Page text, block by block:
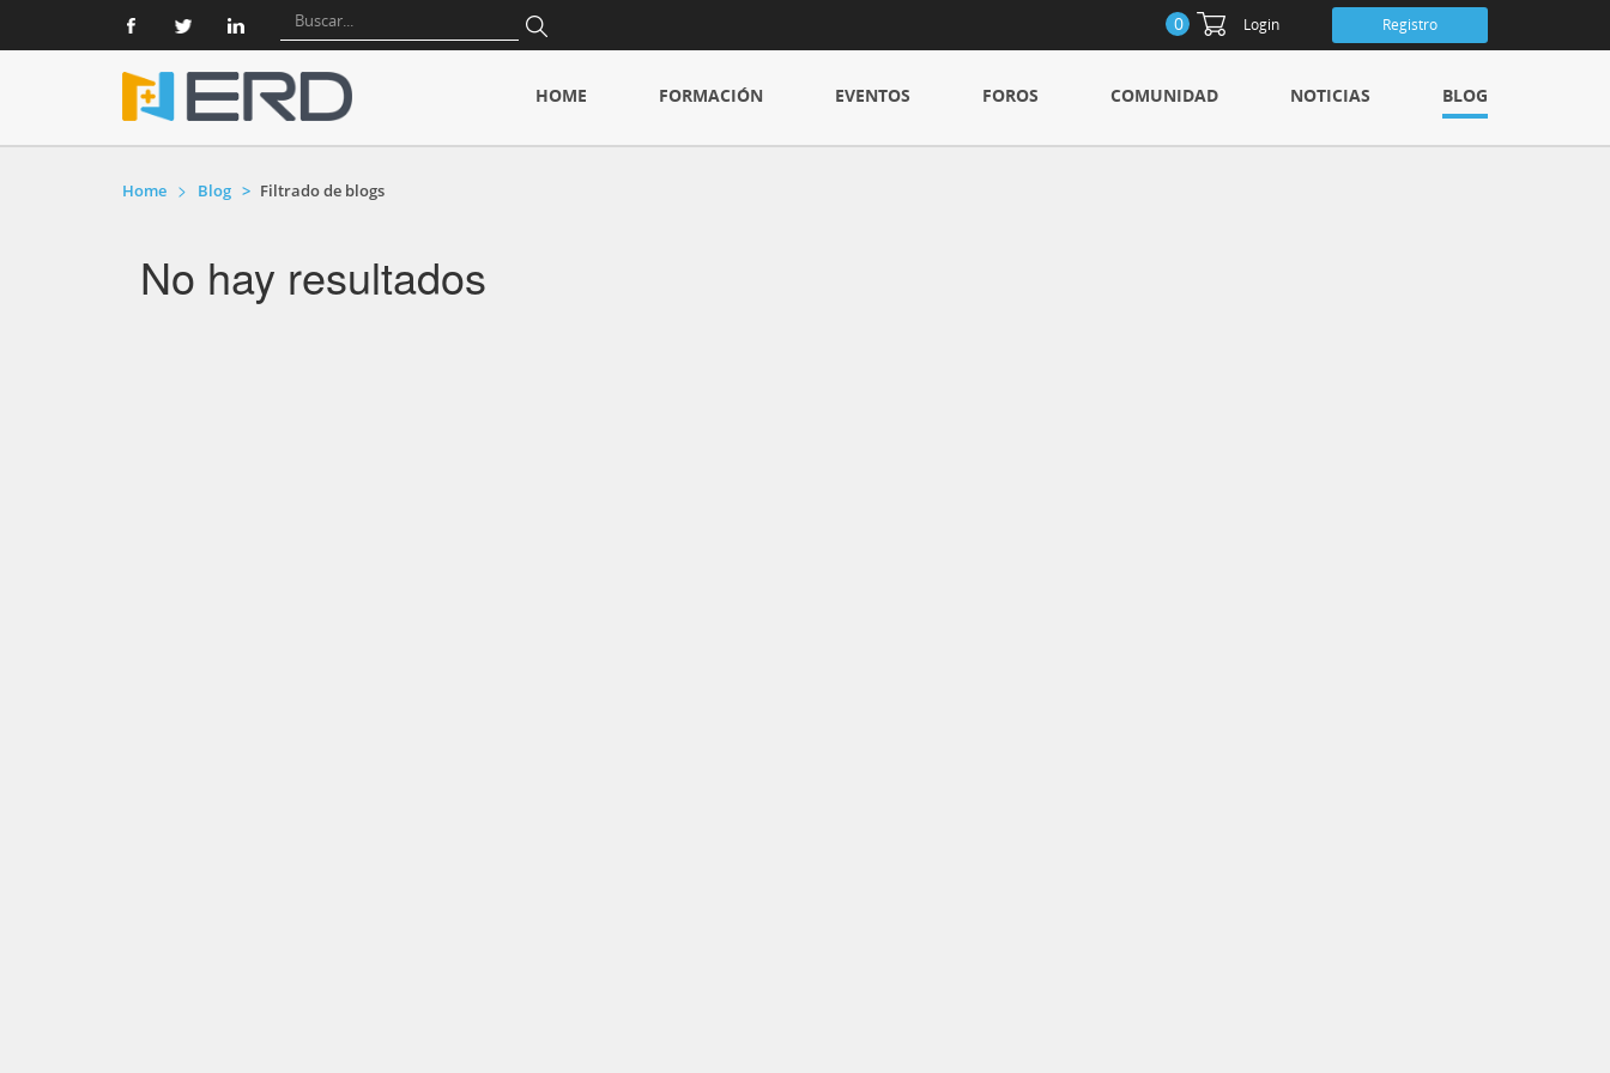
0 Login Registro
HOME FORMACIÓN EVENTOS FOROS COMUNIDAD NOTICIAS BLOG
Home Blog Filtrado de blogs
No hay resultados